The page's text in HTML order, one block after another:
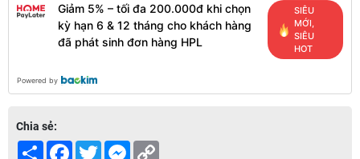
Giảm 5% – tối đa 200.000đ khi chọn
kỳ hạn 6 & 12 tháng cho khách hàng
đã phát sinh đơn hàng HPL
SIÊU
MỚI,
SIÊU
HOT
Powered by
Chia sẻ:
Share Facebook
TwitterMessenger